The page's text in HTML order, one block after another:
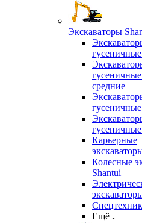
Экскаваторы
средние
Карьерные
Колесные
Shantui
Ещё